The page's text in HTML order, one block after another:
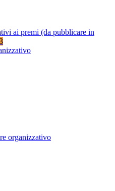
ai premi (da pubblicare in
organizzativo